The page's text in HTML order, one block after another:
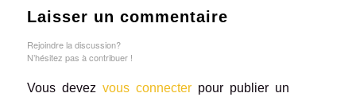
Laisser un commentaire
Rejoindre la discussion?
N’hésitez pas à contribuer !
Vous devez vous connecter pour publier un